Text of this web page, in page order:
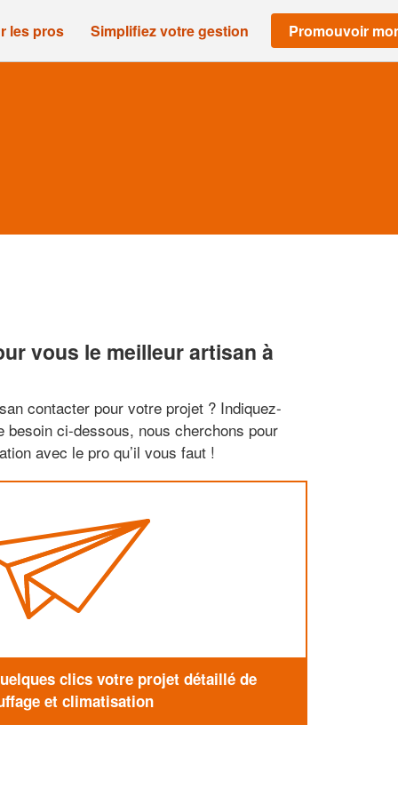
les pros Simplifiez votre gestion Promouvoir
vous le meilleur artisan à
contacter pour votre projet ? Indiquez-
besoin ci-dessous, nous cherchons pour
avec le pro qu’il vous faut !
clics votre projet détaillé de
et climatisation